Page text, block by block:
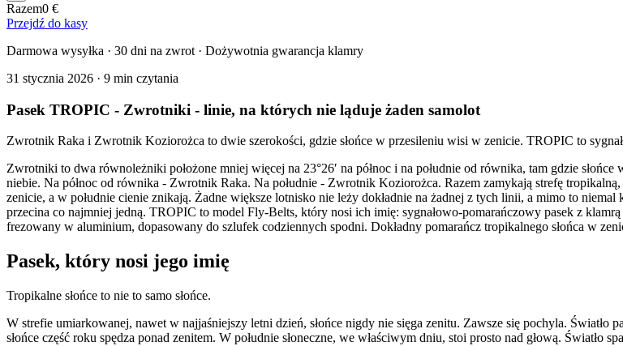
Razem0 €
Przejdź do kasy
Darmowa wysyłka · 30 dni na zwrot · Dożywotnia gwarancja klamry
31 stycznia 2026 · 9 min czytania
Pasek TROPIC - Zwrotniki - linie, na których nie ląduje żaden samolot
Zwrotnik Raka i Zwrotnik Koziorożca to dwie szerokości, gdzie słońce w przesileniu wisi w zenicie. TROPIC to
Zwrotniki to dwa równoleżniki położone mniej więcej na 23°26′ na północ i na południe od równika, tam gdzie
niebie. Na północ od równika - Zwrotnik Raka. Na południe - Zwrotnik Koziorożca. Razem zamykają strefę
zenicie, a w południe cienie znikają. Żadne większe lotnisko nie leży dokładnie na żadnej z tych linii, a mimo to
przecina co najmniej jedną. TROPIC to model Fly-Belts, który nosi ich imię: sygnałowo-pomarańczowy pasek z
frezowany w aluminium, dopasowany do szlufek codziennych spodni. Dokładny pomarańcz tropikalnego słońca w
Pasek, który nosi jego imię
Tropikalne słońce to nie to samo słońce.
W strefie umiarkowanej, nawet w najjaśniejszy letni dzień, słońce nigdy nie sięga zenitu. Zawsze się pochyla.
słońce część roku spędza ponad zenitem. W południe słoneczne, we właściwym dniu, stoi prosto nad głową. Światło